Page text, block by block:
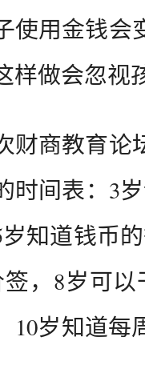
使用金钱会
样做会忽视
财商教育论
时间表：3
知道钱币
，8岁可
10岁知道